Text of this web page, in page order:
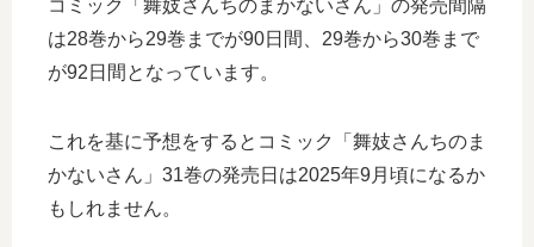
コミック「舞妓さんちのまかないさん」の発売間隔
は28巻から29巻までが90日間、29巻から30巻まで
が92日間となっています。
これを基に予想をするとコミック「舞妓さんちのま
かないさん」31巻の発売日は2025年9月頃になるか
もしれません。